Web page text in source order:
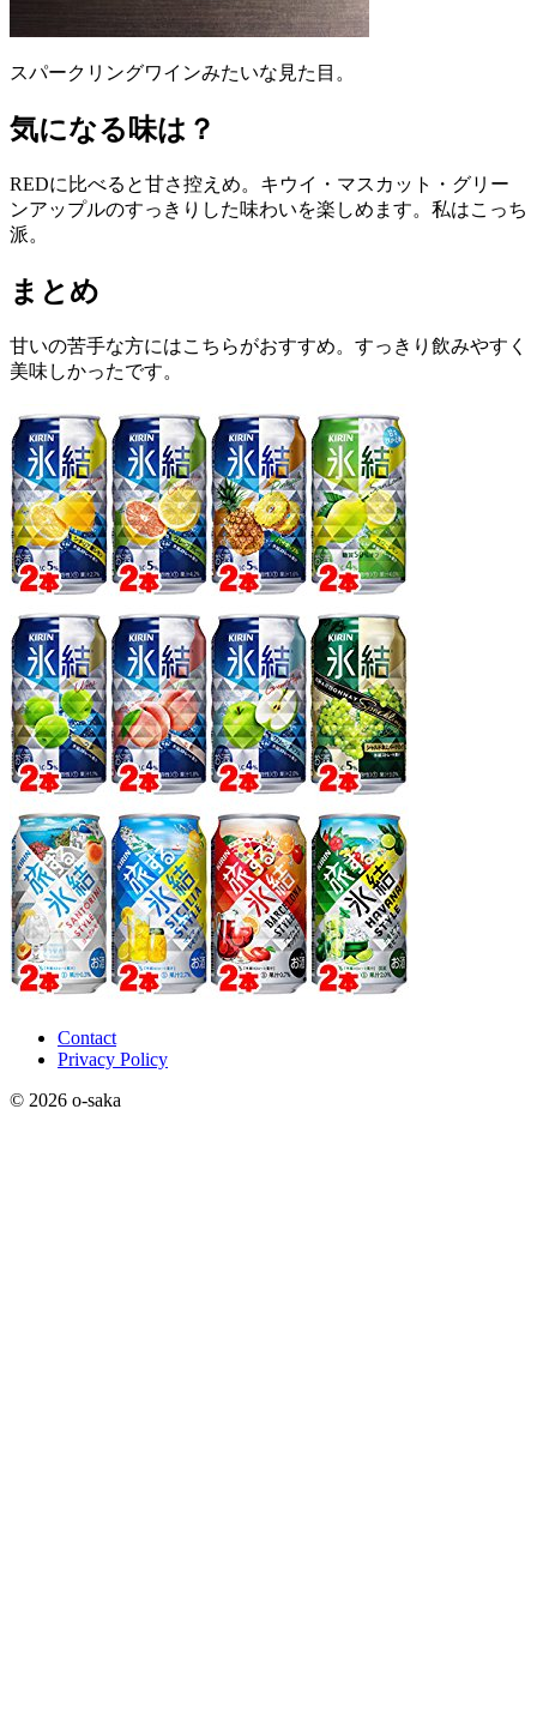
スパークリングワインみたいな見た目。
気になる味は？
REDに比べると甘さ控えめ。キウイ・マスカット・グリー
ンアップルのすっきりした味わいを楽しめます。私はこっち
派。
まとめ
甘いの苦手な方にはこちらがおすすめ。すっきり飲みやすく
美味しかったです。
Contact
Privacy Policy
© 2026 o-saka